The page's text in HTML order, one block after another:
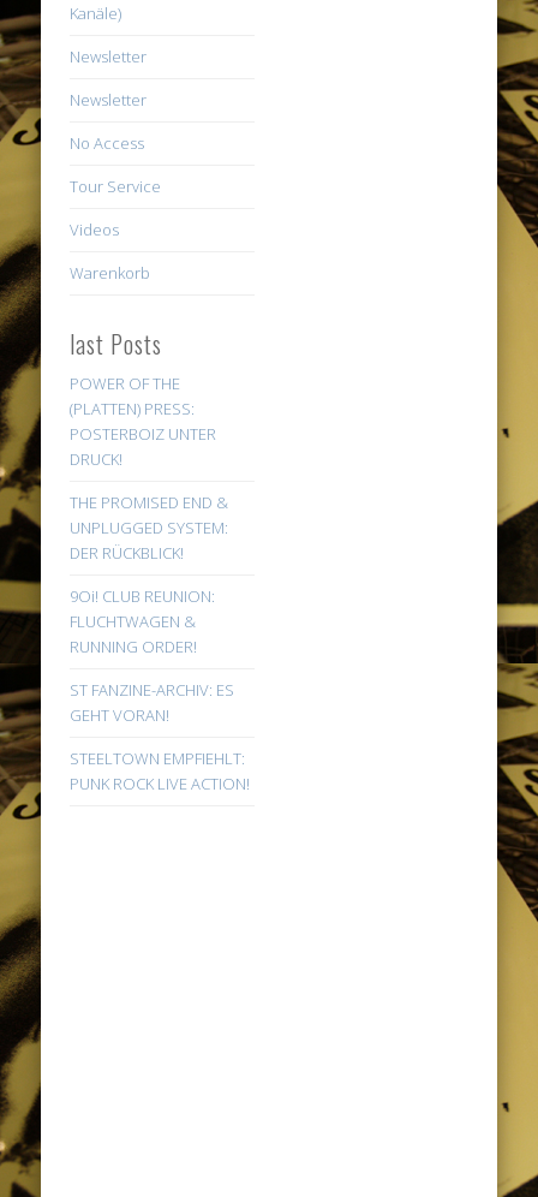
Kanäle)
Newsletter
Newsletter
No Access
Tour Service
Videos
Warenkorb
last Posts
POWER OF THE
(PLATTEN) PRESS:
POSTERBOIZ UNTER
DRUCK!
THE PROMISED END &
UNPLUGGED SYSTEM:
DER RÜCKBLICK!
9Oi! CLUB REUNION:
FLUCHTWAGEN &
RUNNING ORDER!
ST FANZINE-ARCHIV: ES
GEHT VORAN!
STEELTOWN EMPFIEHLT:
PUNK ROCK LIVE ACTION!